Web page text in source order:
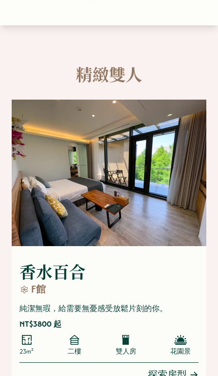
精緻雙人
香水百合
F館
純潔無瑕，給需要無憂感受放鬆片刻的你。
NT$3800 起
23m² 二樓 雙人房 花園景